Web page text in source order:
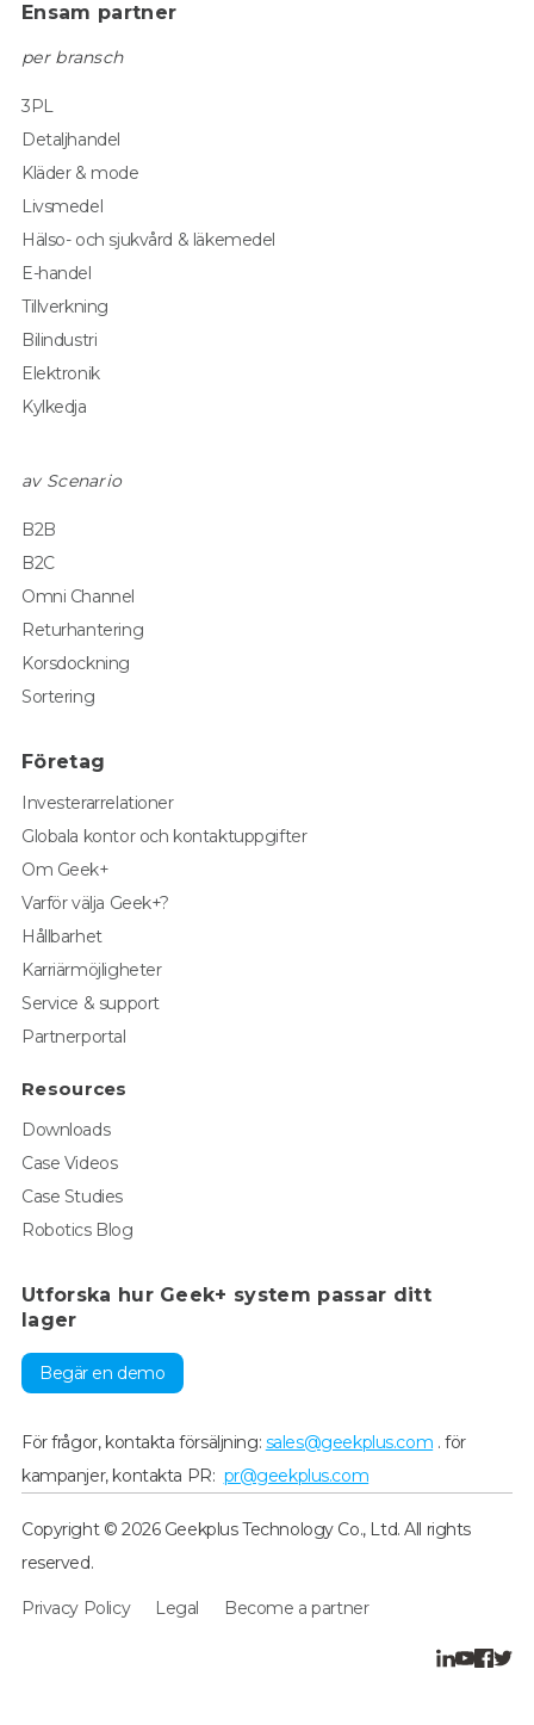
Ensam partner
per bransch
3PL
Detaljhandel
Kläder & mode
Livsmedel
Hälso- och sjukvård & läkemedel
E-handel
Tillverkning
Bilindustri
Elektronik
Kylkedja
av Scenario
B2B
B2C
Omni Channel
Returhantering
Korsdockning
Sortering
Företag
Investerarrelationer
Globala kontor och kontaktuppgifter
Om Geek+
Varför välja Geek+?
Hållbarhet
Karriärmöjligheter
Service & support
Partnerportal
Resources
Downloads
Case Videos
Case Studies
Robotics Blog
Utforska hur Geek+ system passar ditt
lager
Begär en demo
För frågor, kontakta försäljning: sales@geekplus.com . för
kampanjer, kontakta PR: pr@geekplus.com
Copyright © 2026 Geekplus Technology Co., Ltd. All rights
reserved.
Privacy Policy Legal Become a partner